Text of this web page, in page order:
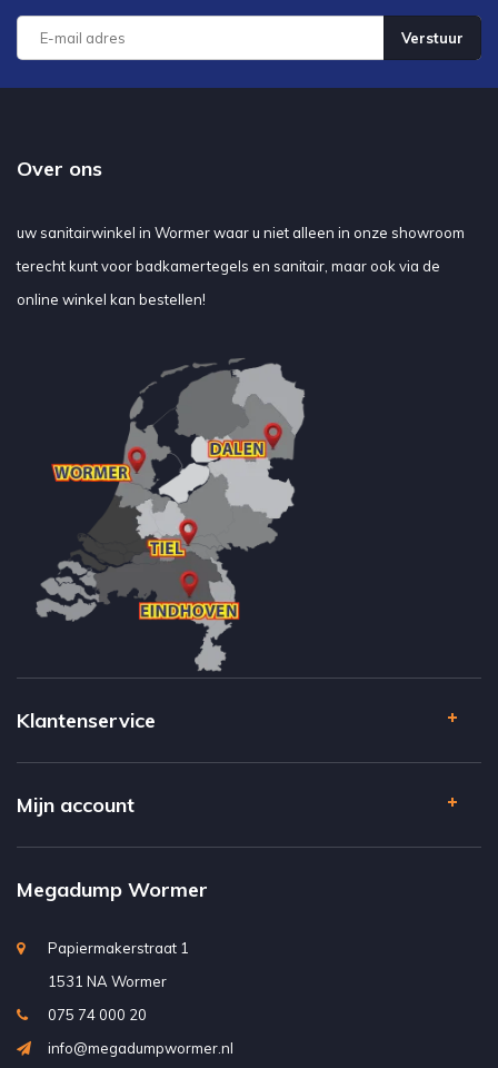
Verstuur
Over ons
uw sanitairwinkel in Wormer waar u niet alleen in onze showroom
terecht kunt voor badkamertegels en sanitair, maar ook via de
online winkel kan bestellen!
Klantenservice
Mijn account
Megadump Wormer
Papiermakerstraat 1
1531 NA Wormer
075 74 000 20
info@megadumpwormer.nl